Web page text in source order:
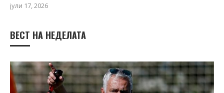
јули 17, 2026
ВЕСТ НА НЕДЕЛАТА